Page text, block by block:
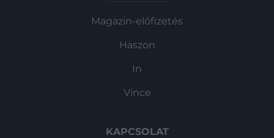
Magazin-előfizetés
Haszon
In
Vince
KAPCSOLAT